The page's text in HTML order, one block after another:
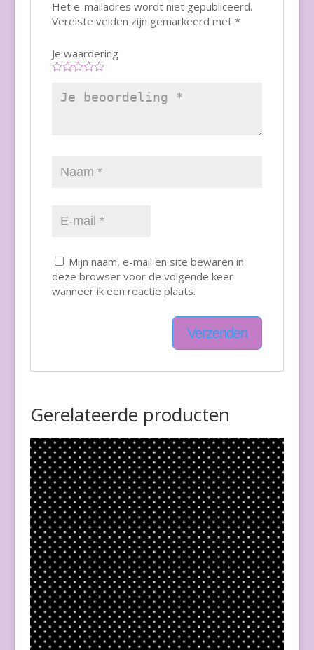
Het e-mailadres wordt niet gepubliceerd.
Vereiste velden zijn gemarkeerd met *
Je waardering
Mijn naam, e-mail en site bewaren in
deze browser voor de volgende keer
wanneer ik een reactie plaats.
Gerelateerde producten